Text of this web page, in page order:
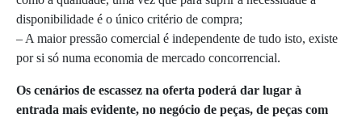
disponibilidade é o único critério de compra;
– A maior pressão comercial é independente de tudo isto, existe
por si só numa economia de mercado concorrencial.
Os cenários de escassez na oferta poderá dar lugar à
entrada mais evidente, no negócio de peças, de peças com